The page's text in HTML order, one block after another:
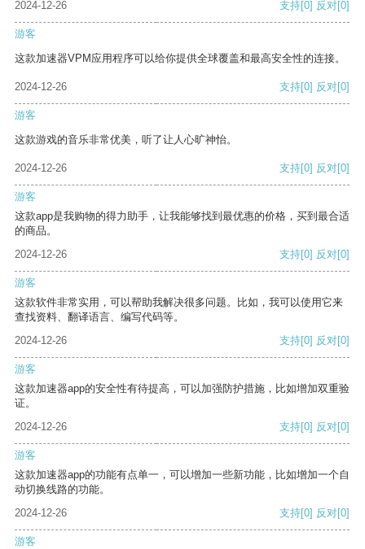
2024-12-26
支持[0] 反对[0]
游客
这款加速器VPM应用程序可以给你提供全球覆盖和最高安全性的连接。
2024-12-26 支持[0] 反对[0]
游客
这款游戏的音乐非常优美，听了让人心旷神怡。
2024-12-26 支持[0] 反对[0]
游客
这款app是我购物的得力助手，让我能够找到最优惠的价格，买到最合适
的商品。
2024-12-26
支持[0] 反对[0]
游客
这款软件非常实用，可以帮助我解决很多问题。比如，我可以使用它来
查找资料、翻译语言、编写代码等。
2024-12-26
支持[0] 反对[0]
游客
这款加速器app的安全性有待提高，可以加强防护措施，比如增加双重验
证。
2024-12-26
支持[0] 反对[0]
游客
这款加速器app的功能有点单一，可以增加一些新功能，比如增加一个自
动切换线路的功能。
2024-12-26
支持[0] 反对[0]
游客